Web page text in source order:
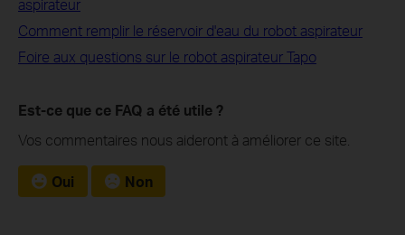
Comment remplir le réservoir d'eau du robot aspirateur
Foire aux questions sur le robot aspirateur Tapo
Est-ce que ce FAQ a été utile ?
Vos commentaires nous aideront à améliorer ce site.
Oui Non